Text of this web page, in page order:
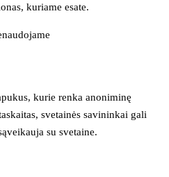
kuriame esate.
kurie renka anoniminę
svetainės savininkai gali
su svetaine.